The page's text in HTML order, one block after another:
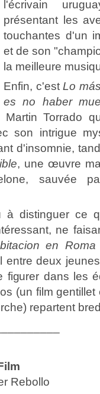
l'écrivain
présentant les
touchantes d'un
et de son
la meilleure
Enfin, c'estLo
es no haber
Martin Torrado
son intrigue
d'insomnie,
, une œuvre
sauvée
à distinguer ce
ne
en Roma
entre deux
figurer dans les
(un film gentillet
repartent
Rebollo